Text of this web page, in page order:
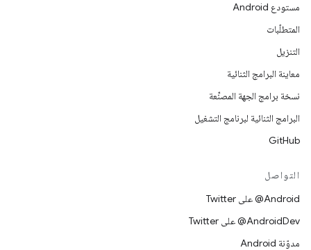
مستودع Android
المتطلّبات
التنزيل
معاينة البرامج الثنائية
نسخة برامج الجهة المصنِّعة
البرامج الثنائية لبرنامج التشغيل
GitHub
التواصل
‎@Android على Twitter
‎@AndroidDev على Twitter
مدوّنة Android